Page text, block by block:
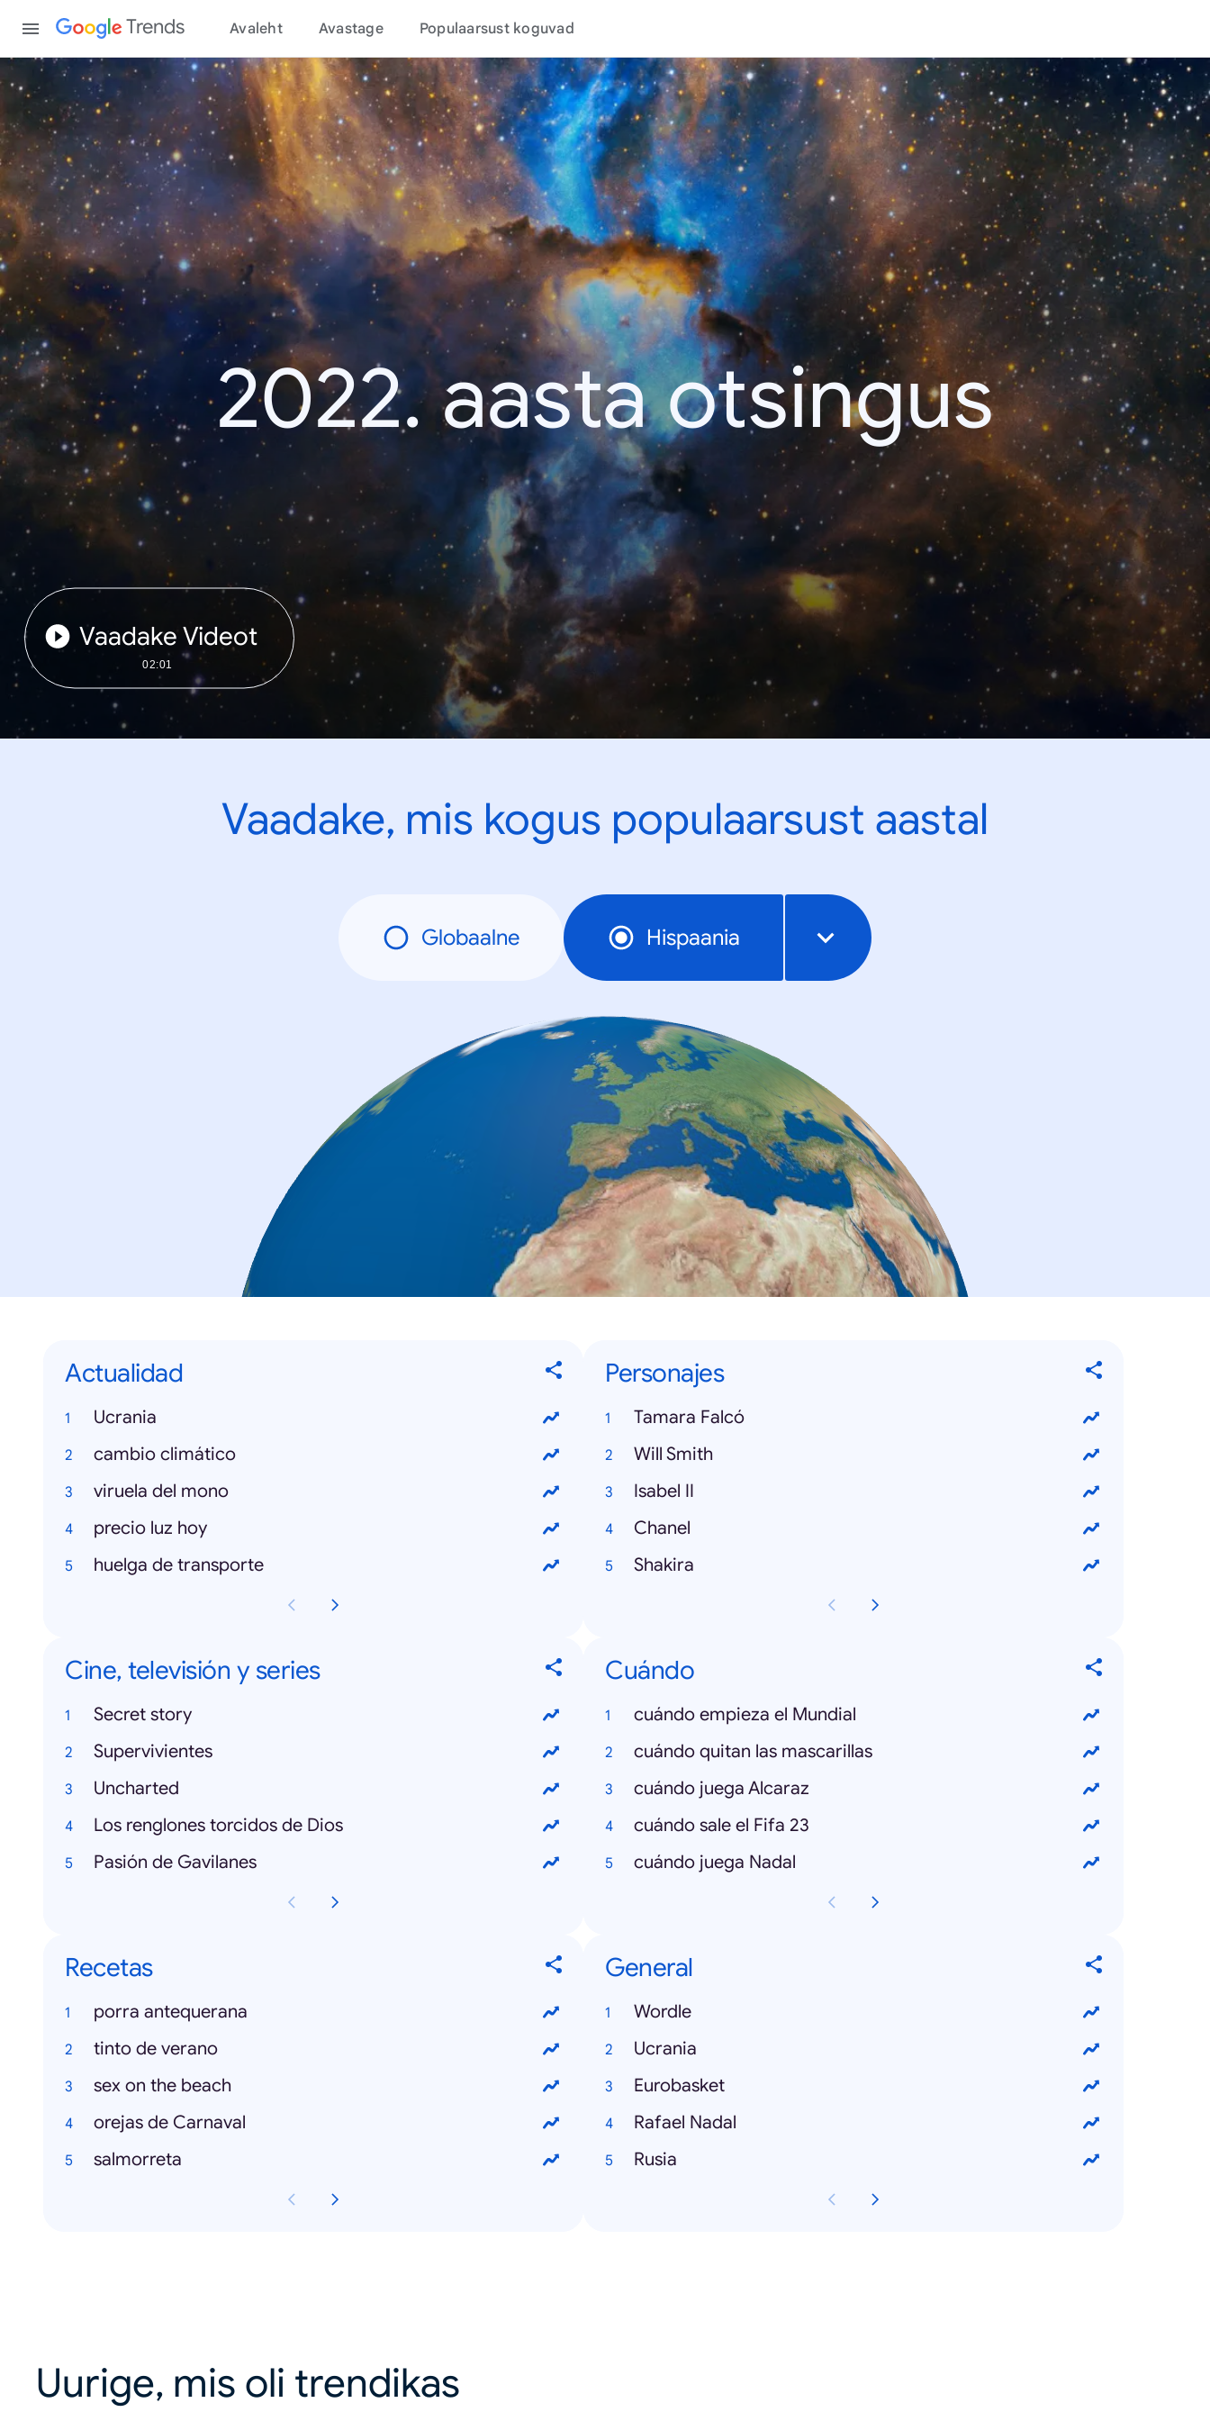
Trends Avaleht Avastage Populaarsust koguvad
2022. aasta otsingus
Vaadake Videot
02:01
Vaadake, mis kogus populaarsust aastal
Globaalne Hispaania
Actualidad
Ucrania
cambio climático
viruela del mono
precio luz hoy
huelga de transporte
Personajes
Tamara Falcó
Will Smith
Isabel II
Chanel
Shakira
Cine, televisión y series
Secret story
Supervivientes
Uncharted
Los renglones torcidos de Dios
Pasión de Gavilanes
Cuándo
cuándo empieza el Mundial
cuándo quitan las mascarillas
cuándo juega Alcaraz
cuándo sale el Fifa 23
cuándo juega Nadal
Recetas
porra antequerana
tinto de verano
sex on the beach
orejas de Carnaval
salmorreta
General
Wordle
Ucrania
Eurobasket
Rafael Nadal
Rusia
Uurige, mis oli trendikas